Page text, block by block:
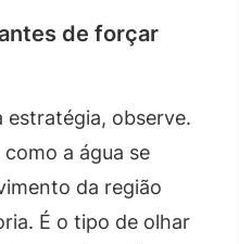
de forçar
estratégia, observe.
a água se
da região
É o tipo de olhar